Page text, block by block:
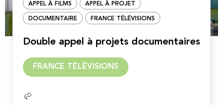
APPEL À FILMS APPEL À PROJET
DOCUMENTAIRE FRANCE TÉLÉVISIONS
Double appel à projets documentaires
FRANCE TÉLÉVISIONS